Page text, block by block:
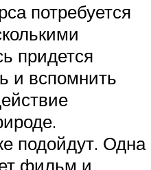
потребуется
придется
и вспомнить
подойдут. Одна
фильм и